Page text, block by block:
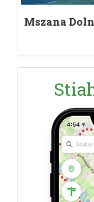
Mszana